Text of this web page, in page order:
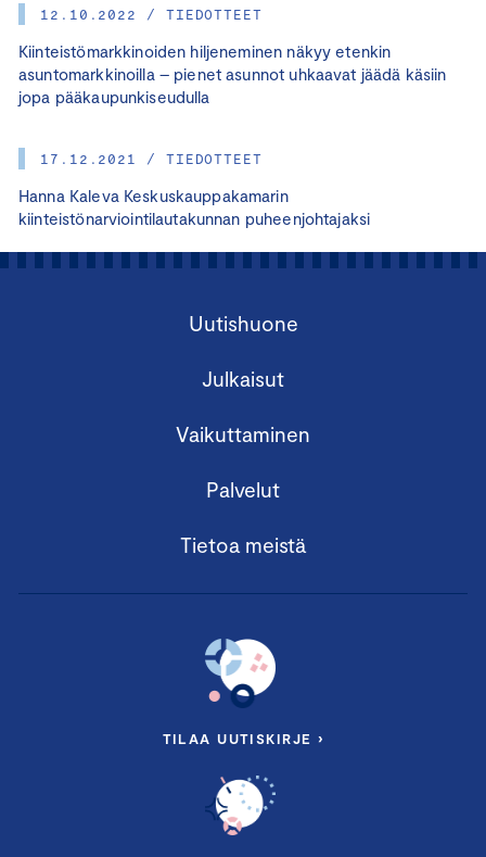
12.10.2022 / TIEDOTTEET
Kiinteistömarkkinoiden hiljeneminen näkyy etenkin
asuntomarkkinoilla – pienet asunnot uhkaavat jäädä käsiin
jopa pääkaupunkiseudulla
17.12.2021 / TIEDOTTEET
Hanna Kaleva Keskuskauppakamarin
kiinteistönarviointilautakunnan puheenjohtajaksi
Uutishuone
Julkaisut
Vaikuttaminen
Palvelut
Tietoa meistä
TILAA UUTISKIRJE ›